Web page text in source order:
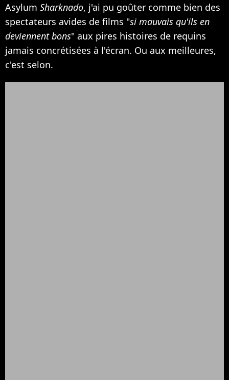
Asylum Sharknado, j'ai pu goûter comme bien des
spectateurs avides de films "si mauvais qu'ils en
deviennent bons" aux pires histoires de requins
jamais concrétisées à l'écran. Ou aux meilleures,
c'est selon.